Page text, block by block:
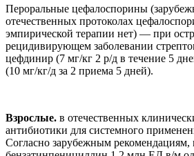
Пероральные цефалоспорины
отечественных протоколах
эмпирической терапии нет) — при
рецидивирующем заболевании
цефдинир (7 мг/кг 2 р/д в течение 5
(10 мг/кг/д за 2 приема 5 дней).
Взрослые. в отечественных
антибиотики для системного
Согласно зарубежным